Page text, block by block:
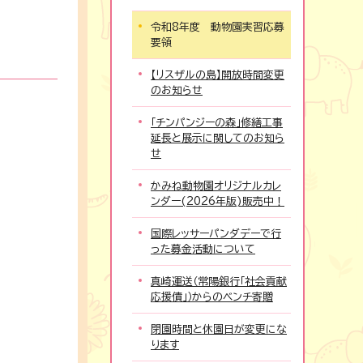
令和8年度 動物園実習応募
要領
【リスザルの島】開放時間変更
のお知らせ
「チンパンジーの森」修繕工事
延長と展示に関してのお知ら
せ
かみね動物園オリジナルカレ
ンダー(2026年版)販売中！
国際レッサーパンダデーで行
った募金活動について
真崎運送（常陽銀行「社会貢献
応援債」）からのベンチ寄贈
閉園時間と休園日が変更にな
ります